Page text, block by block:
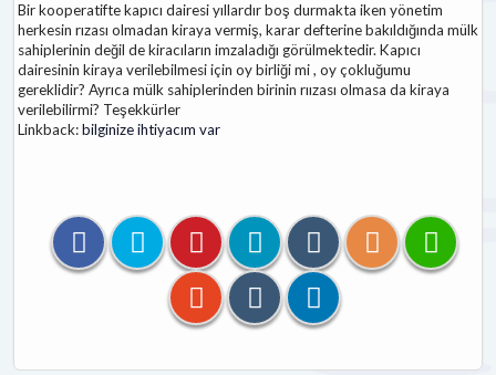
Bir kooperatifte kapıcı dairesi yıllardır boş durmakta iken yönetim
herkesin rızası olmadan kiraya vermiş, karar defterine bakıldığında mülk
sahiplerinin değil de kiracıların imzaladığı görülmektedir. Kapıcı
dairesinin kiraya verilebilmesi için oy birliği mi , oy çokluğumu
gereklidir? Ayrıca mülk sahiplerinden birinin rıızası olmasa da kiraya
verilebilirmi? Teşekkürler
Linkback:bilginize ihtiyacım var